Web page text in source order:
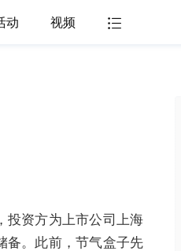
动 视频
投资方为上市公司上海
备。此前，节气盒子先